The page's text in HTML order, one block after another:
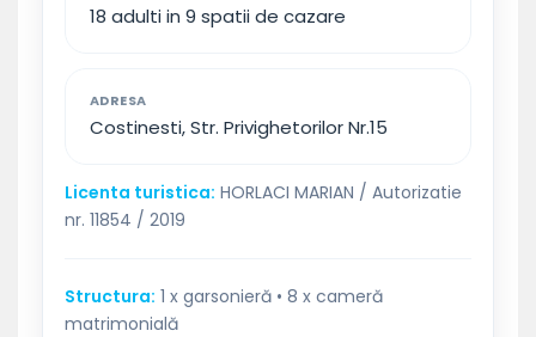
18 adulti in 9 spatii de cazare
ADRESA
Costinesti, Str. Privighetorilor Nr.15
Licenta turistica: HORLACI MARIAN / Autorizatie
nr. 11854 / 2019
Structura: 1 x garsonieră • 8 x cameră
matrimonială